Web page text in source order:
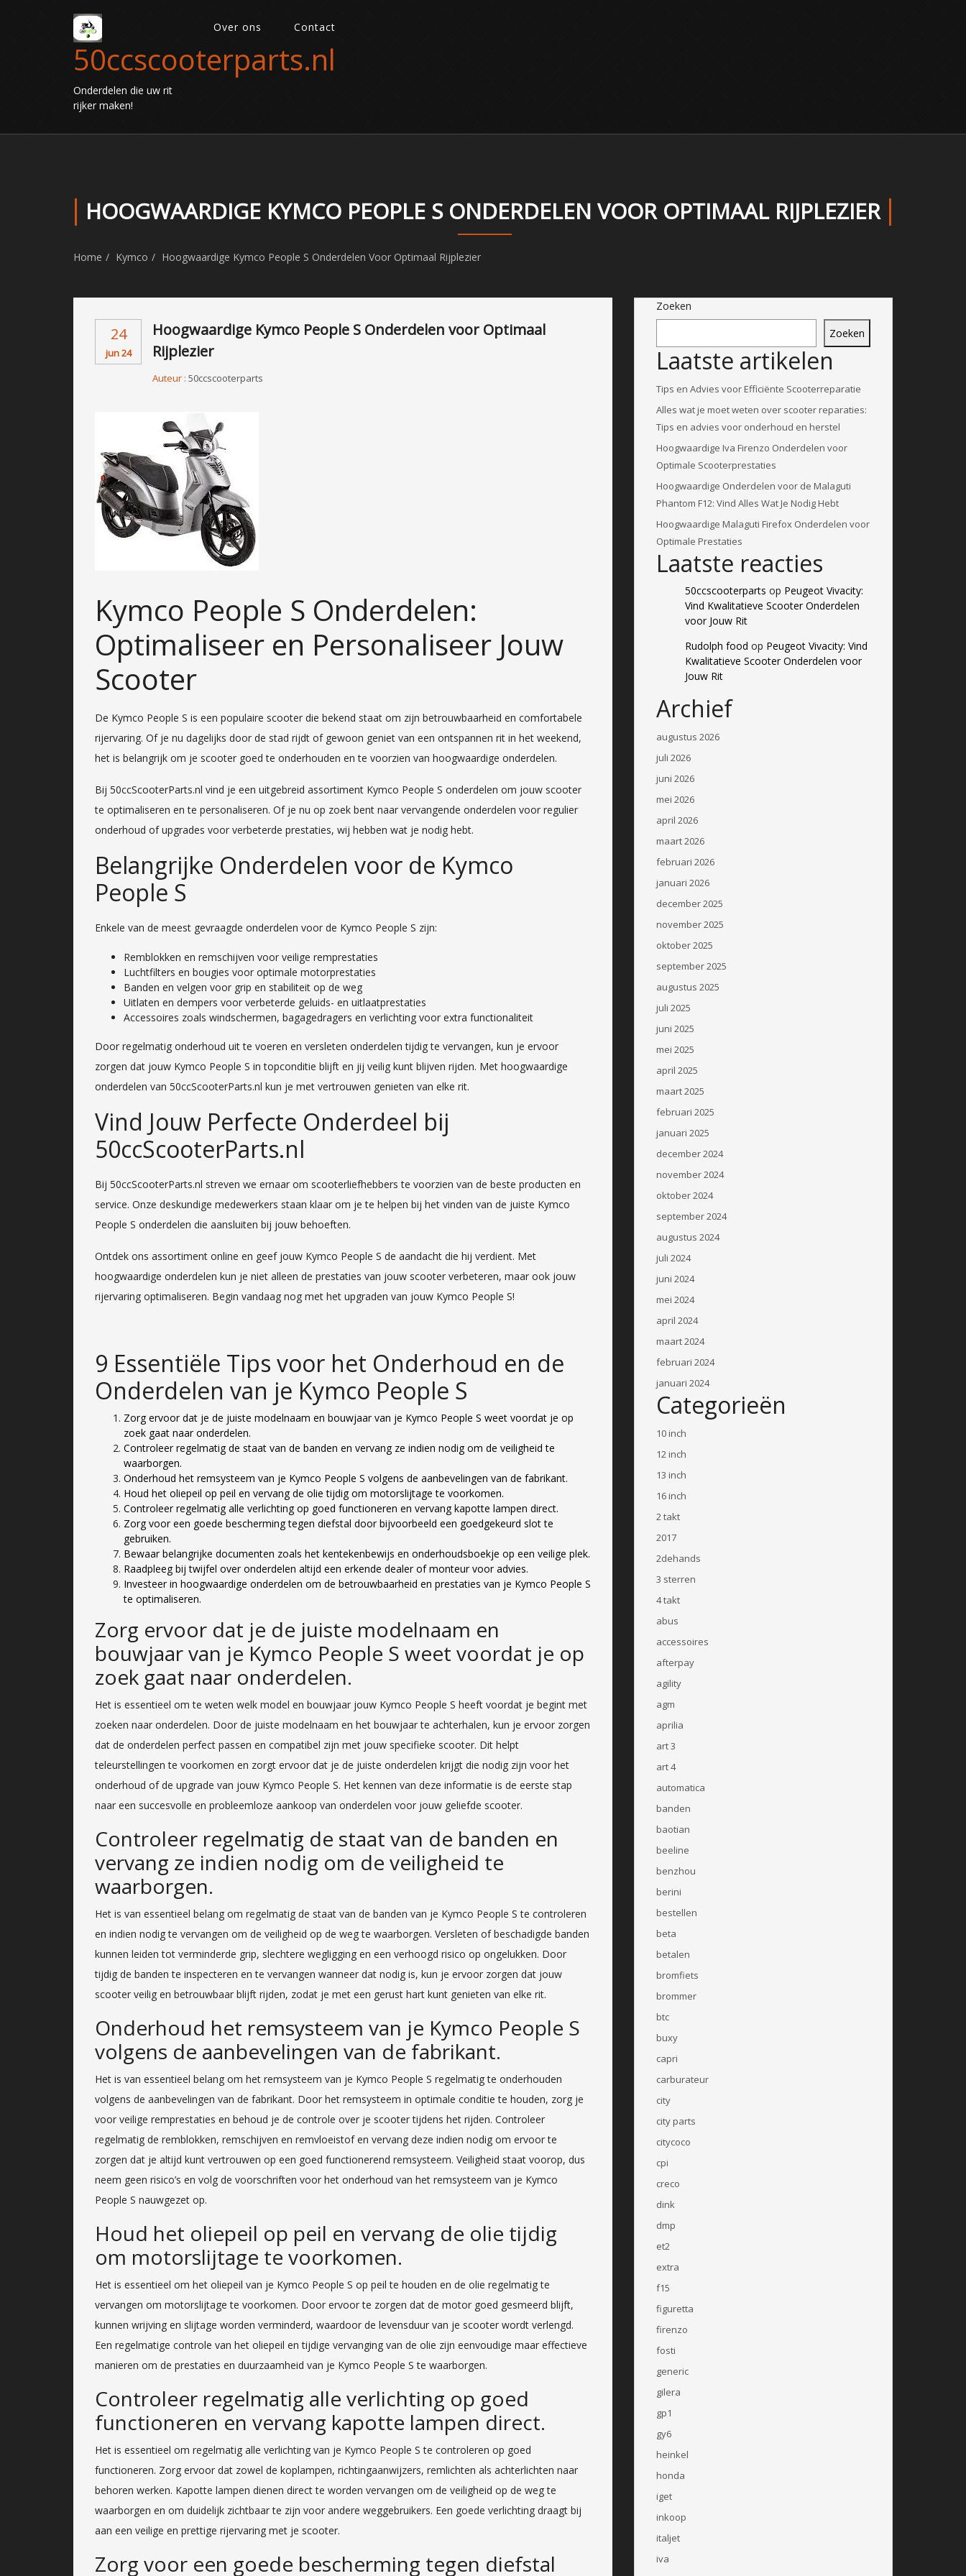
50ccscooterparts.nl
Onderdelen die uw rit
rijker maken!
Over ons Contact
HOOGWAARDIGE KYMCO PEOPLE S ONDERDELEN VOOR OPTIMAAL RIJPLEZIER
Home Kymco Hoogwaardige Kymco People S Onderdelen Voor Optimaal Rijplezier
24
jun 24
Hoogwaardige Kymco People S Onderdelen voor Optimaal
Rijplezier
Auteur : 50ccscooterparts
Kymco People S Onderdelen:
Optimaliseer en Personaliseer Jouw
Scooter
De Kymco People S is een populaire scooter die bekend staat om zijn betrouwbaarheid en comfortabele
rijervaring. Of je nu dagelijks door de stad rijdt of gewoon geniet van een ontspannen rit in het weekend,
het is belangrijk om je scooter goed te onderhouden en te voorzien van hoogwaardige onderdelen.
Bij 50ccScooterParts.nl vind je een uitgebreid assortiment Kymco People S onderdelen om jouw scooter
te optimaliseren en te personaliseren. Of je nu op zoek bent naar vervangende onderdelen voor regulier
onderhoud of upgrades voor verbeterde prestaties, wij hebben wat je nodig hebt.
Belangrijke Onderdelen voor de Kymco
People S
Enkele van de meest gevraagde onderdelen voor de Kymco People S zijn:
Remblokken en remschijven voor veilige remprestaties
Luchtfilters en bougies voor optimale motorprestaties
Banden en velgen voor grip en stabiliteit op de weg
Uitlaten en dempers voor verbeterde geluids- en uitlaatprestaties
Accessoires zoals windschermen, bagagedragers en verlichting voor extra functionaliteit
Door regelmatig onderhoud uit te voeren en versleten onderdelen tijdig te vervangen, kun je ervoor
zorgen dat jouw Kymco People S in topconditie blijft en jij veilig kunt blijven rijden. Met hoogwaardige
onderdelen van 50ccScooterParts.nl kun je met vertrouwen genieten van elke rit.
Vind Jouw Perfecte Onderdeel bij
50ccScooterParts.nl
Bij 50ccScooterParts.nl streven we ernaar om scooterliefhebbers te voorzien van de beste producten en
service. Onze deskundige medewerkers staan klaar om je te helpen bij het vinden van de juiste Kymco
People S onderdelen die aansluiten bij jouw behoeften.
Ontdek ons assortiment online en geef jouw Kymco People S de aandacht die hij verdient. Met
hoogwaardige onderdelen kun je niet alleen de prestaties van jouw scooter verbeteren, maar ook jouw
rijervaring optimaliseren. Begin vandaag nog met het upgraden van jouw Kymco People S!
9 Essentiële Tips voor het Onderhoud en de
Onderdelen van je Kymco People S
Zorg ervoor dat je de juiste modelnaam en bouwjaar van je Kymco People S weet voordat je op
zoek gaat naar onderdelen.
Controleer regelmatig de staat van de banden en vervang ze indien nodig om de veiligheid te
waarborgen.
Onderhoud het remsysteem van je Kymco People S volgens de aanbevelingen van de fabrikant.
Houd het oliepeil op peil en vervang de olie tijdig om motorslijtage te voorkomen.
Controleer regelmatig alle verlichting op goed functioneren en vervang kapotte lampen direct.
Zorg voor een goede bescherming tegen diefstal door bijvoorbeeld een goedgekeurd slot te
gebruiken.
Bewaar belangrijke documenten zoals het kentekenbewijs en onderhoudsboekje op een veilige plek.
Raadpleeg bij twijfel over onderdelen altijd een erkende dealer of monteur voor advies.
Investeer in hoogwaardige onderdelen om de betrouwbaarheid en prestaties van je Kymco People S
te optimaliseren.
Zorg ervoor dat je de juiste modelnaam en
bouwjaar van je Kymco People S weet voordat je op
zoek gaat naar onderdelen.
Het is essentieel om te weten welk model en bouwjaar jouw Kymco People S heeft voordat je begint met
zoeken naar onderdelen. Door de juiste modelnaam en het bouwjaar te achterhalen, kun je ervoor zorgen
dat de onderdelen perfect passen en compatibel zijn met jouw specifieke scooter. Dit helpt
teleurstellingen te voorkomen en zorgt ervoor dat je de juiste onderdelen krijgt die nodig zijn voor het
onderhoud of de upgrade van jouw Kymco People S. Het kennen van deze informatie is de eerste stap
naar een succesvolle en probleemloze aankoop van onderdelen voor jouw geliefde scooter.
Controleer regelmatig de staat van de banden en
vervang ze indien nodig om de veiligheid te
waarborgen.
Het is van essentieel belang om regelmatig de staat van de banden van je Kymco People S te controleren
en indien nodig te vervangen om de veiligheid op de weg te waarborgen. Versleten of beschadigde banden
kunnen leiden tot verminderde grip, slechtere wegligging en een verhoogd risico op ongelukken. Door
tijdig de banden te inspecteren en te vervangen wanneer dat nodig is, kun je ervoor zorgen dat jouw
scooter veilig en betrouwbaar blijft rijden, zodat je met een gerust hart kunt genieten van elke rit.
Onderhoud het remsysteem van je Kymco People S
volgens de aanbevelingen van de fabrikant.
Het is van essentieel belang om het remsysteem van je Kymco People S regelmatig te onderhouden
volgens de aanbevelingen van de fabrikant. Door het remsysteem in optimale conditie te houden, zorg je
voor veilige remprestaties en behoud je de controle over je scooter tijdens het rijden. Controleer
regelmatig de remblokken, remschijven en remvloeistof en vervang deze indien nodig om ervoor te
zorgen dat je altijd kunt vertrouwen op een goed functionerend remsysteem. Veiligheid staat voorop, dus
neem geen risico’s en volg de voorschriften voor het onderhoud van het remsysteem van je Kymco
People S nauwgezet op.
Houd het oliepeil op peil en vervang de olie tijdig
om motorslijtage te voorkomen.
Het is essentieel om het oliepeil van je Kymco People S op peil te houden en de olie regelmatig te
vervangen om motorslijtage te voorkomen. Door ervoor te zorgen dat de motor goed gesmeerd blijft,
kunnen wrijving en slijtage worden verminderd, waardoor de levensduur van je scooter wordt verlengd.
Een regelmatige controle van het oliepeil en tijdige vervanging van de olie zijn eenvoudige maar effectieve
manieren om de prestaties en duurzaamheid van je Kymco People S te waarborgen.
Controleer regelmatig alle verlichting op goed
functioneren en vervang kapotte lampen direct.
Het is essentieel om regelmatig alle verlichting van je Kymco People S te controleren op goed
functioneren. Zorg ervoor dat zowel de koplampen, richtingaanwijzers, remlichten als achterlichten naar
behoren werken. Kapotte lampen dienen direct te worden vervangen om de veiligheid op de weg te
waarborgen en om duidelijk zichtbaar te zijn voor andere weggebruikers. Een goede verlichting draagt bij
aan een veilige en prettige rijervaring met je scooter.
Zorg voor een goede bescherming tegen diefstal
Zoeken
Zoeken
Laatste artikelen
Tips en Advies voor Efficiënte Scooterreparatie
Alles wat je moet weten over scooter reparaties:
Tips en advies voor onderhoud en herstel
Hoogwaardige Iva Firenzo Onderdelen voor
Optimale Scooterprestaties
Hoogwaardige Onderdelen voor de Malaguti
Phantom F12: Vind Alles Wat Je Nodig Hebt
Hoogwaardige Malaguti Firefox Onderdelen voor
Optimale Prestaties
Laatste reacties
50ccscooterparts op Peugeot Vivacity:
Vind Kwalitatieve Scooter Onderdelen
voor Jouw Rit
Rudolph food op Peugeot Vivacity: Vind
Kwalitatieve Scooter Onderdelen voor
Jouw Rit
Archief
augustus 2026
juli 2026
juni 2026
mei 2026
april 2026
maart 2026
februari 2026
januari 2026
december 2025
november 2025
oktober 2025
september 2025
augustus 2025
juli 2025
juni 2025
mei 2025
april 2025
maart 2025
februari 2025
januari 2025
december 2024
november 2024
oktober 2024
september 2024
augustus 2024
juli 2024
juni 2024
mei 2024
april 2024
maart 2024
februari 2024
januari 2024
Categorieën
10 inch
12 inch
13 inch
16 inch
2 takt
2017
2dehands
3 sterren
4 takt
abus
accessoires
afterpay
agility
agm
aprilia
art 3
art 4
automatica
banden
baotian
beeline
benzhou
berini
bestellen
beta
betalen
bromfiets
brommer
btc
buxy
capri
carburateur
city
city parts
citycoco
cpi
creco
dink
dmp
et2
extra
f15
figuretta
firenzo
fosti
generic
gilera
gp1
gy6
heinkel
honda
iget
inkoop
italjet
iva